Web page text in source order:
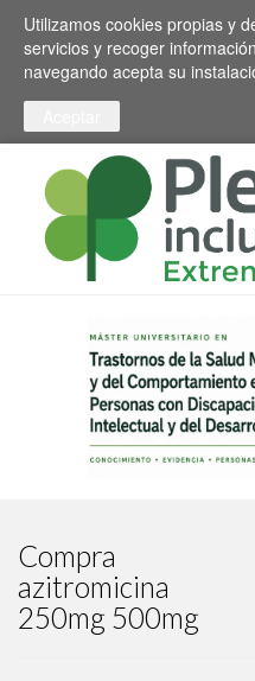
Pasar al contenido principal
Toggle high contrast
Utilizamos cookies propias y
servicios y recoger
navegando acepta su
Compra
azitromicina
250mg 500mg